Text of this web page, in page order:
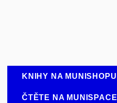
KNIHY NA MUNISHOPU
ČTĚTE NA MUNISPACE